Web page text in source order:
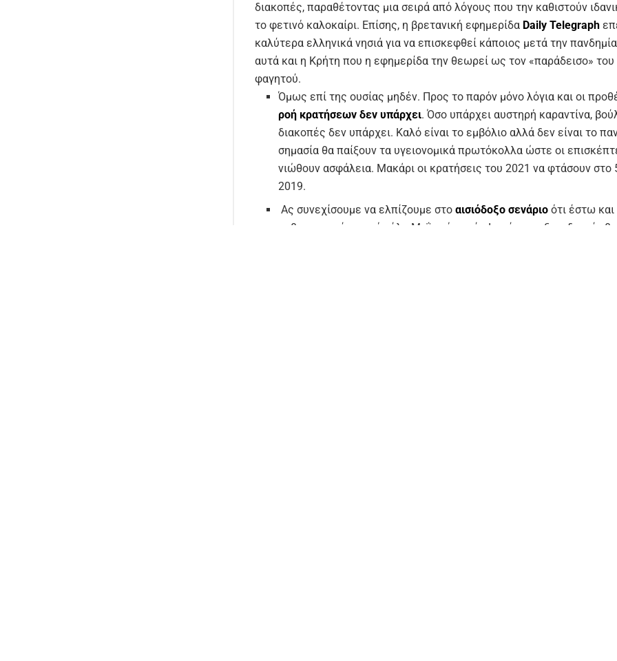
διακοπές, παραθέτοντας μια σειρά από λόγους που την καθιστούν
το φετινό καλοκαίρι. Επίσης, η βρετανική εφημερίδα Daily Telegraph
καλύτερα ελληνικά νησιά για να επισκεφθεί κάποιος μετά την
αυτά και η Κρήτη που η εφημερίδα την θεωρεί ως τον «παράδεισο»
φαγητού.
Όμως επί της ουσίας μηδέν. Προς το παρόν μόνο λόγια και οι
ροή κρατήσεων δεν υπάρχει. Όσο υπάρχει αυστηρή καραντίνα,
διακοπές δεν υπάρχει. Καλό είναι το εμβόλιο αλλά δεν είναι το
σημασία θα παίξουν τα υγειονομικά πρωτόκολλα ώστε οι
νιώθουν ασφάλεια. Μακάρι οι κρατήσεις του 2021 να φτάσουν στο
2019.
Ας συνεχίσουμε να ελπίζουμε στοαισιόδοξο σενάριο ότι έστω και
καθυστερημένα, από τέλη Μαΐου ή αρχές Ιουνίου, τα ξενοδοχεία